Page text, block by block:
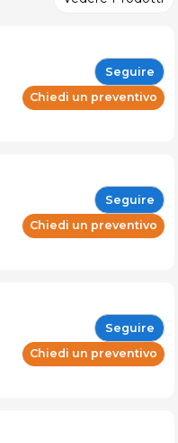
Seguire
Chiedi un preventivo
Seguire
Chiedi un preventivo
Seguire
Chiedi un preventivo